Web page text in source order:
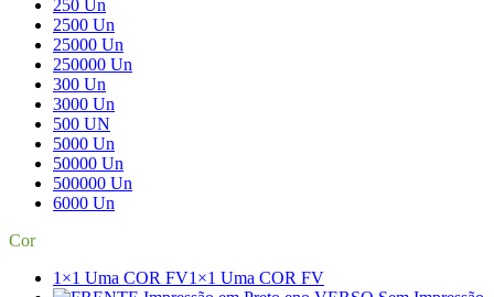
250 Un
2500 Un
25000 Un
250000 Un
300 Un
3000 Un
500 UN
5000 Un
50000 Un
500000 Un
6000 Un
Cor
1×1 Uma COR FV1×1 Uma COR FV